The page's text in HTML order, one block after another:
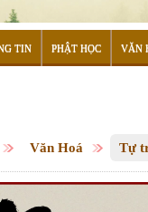
TIN PHẬT HỌC VĂN
Văn Hoá Tự